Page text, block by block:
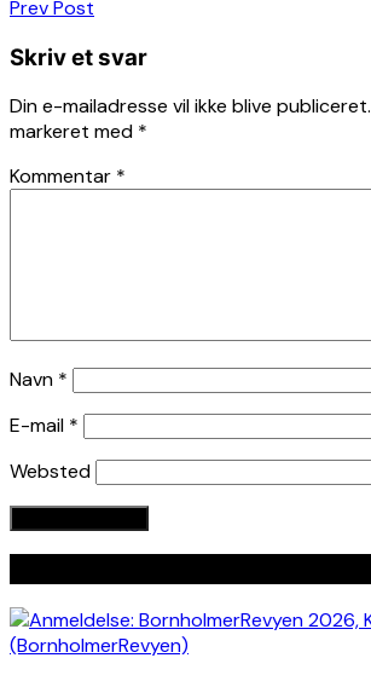
Indlægsnavigation
Prev Post
Skriv et svar
Din e-mailadresse vil ikke blive publiceret.
markeret med *
Kommentar *
Navn *
E-mail *
Websted